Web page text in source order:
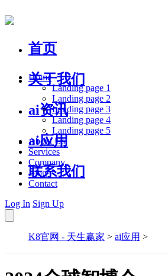
首页
关于我们
ai资讯
ai应用
联系我们
Home
Landing page 1
Landing page 2
Landing page 3
Landing page 4
Landing page 5
About Us
Services
Company
Blog
Contact
Log In Sign Up
K8官网 - 天生赢家 > ai应用 >